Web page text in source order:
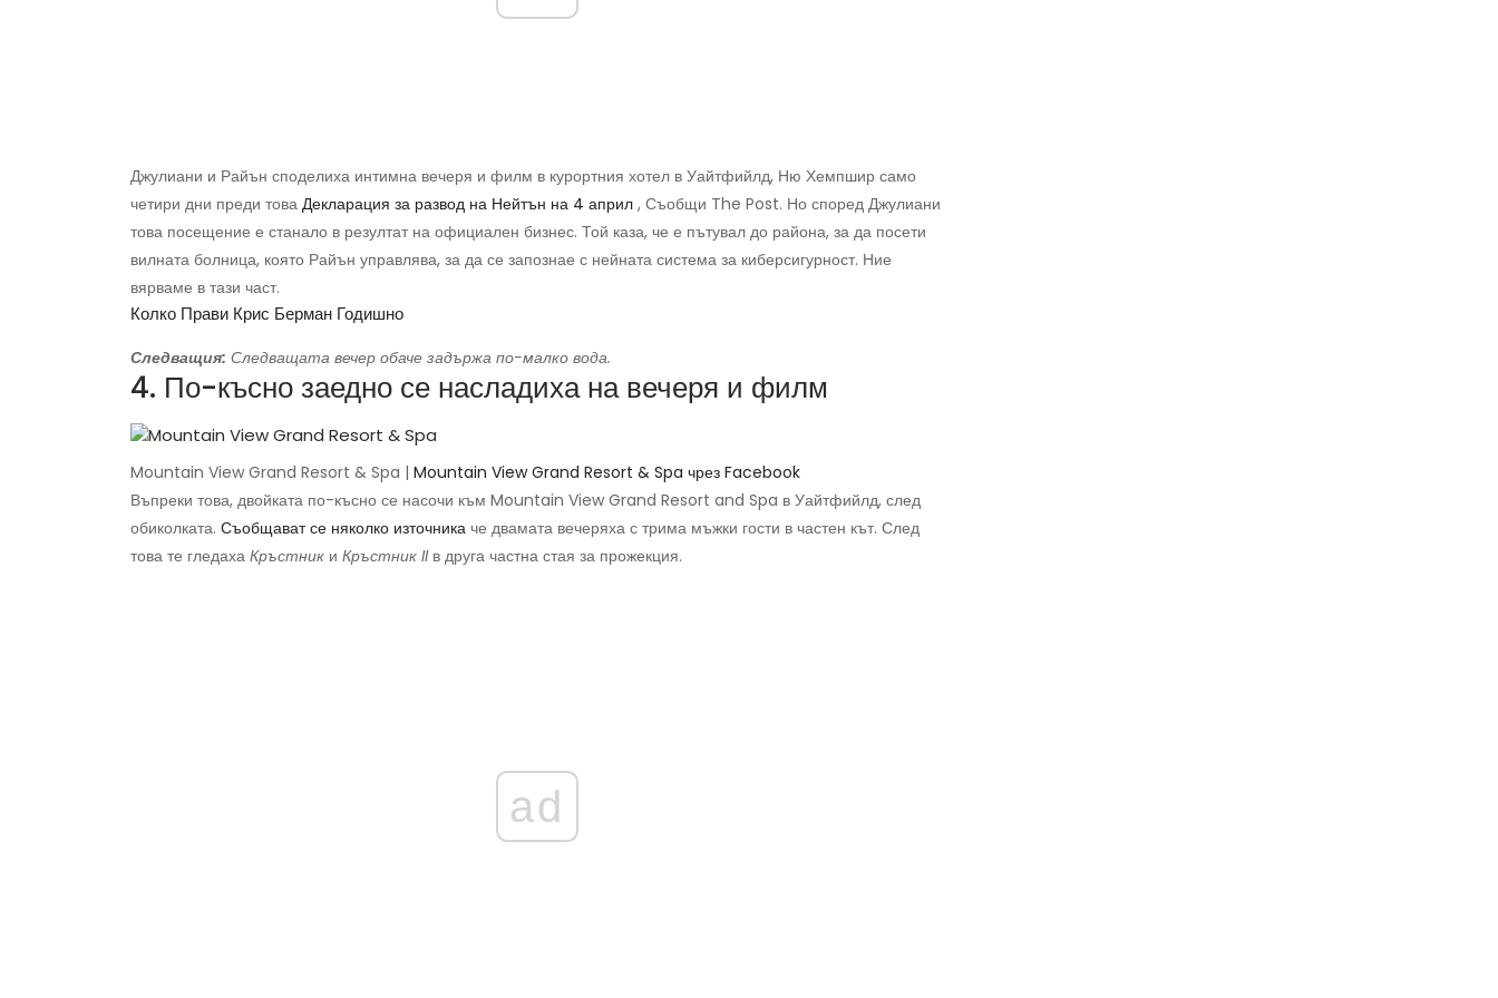
Джулиани и Райън споделиха интимна вечеря и филм в курортния хотел в Уайтфийлд, Ню Хемпшир само
четири дни преди това Декларация за развод на Нейтън на 4 април , Съобщи The Post. Но според Джулиани
това посещение е станало в резултат на официален бизнес. Той каза, че е пътувал до района, за да посети
вилната болница, която Райън управлява, за да се запознае с нейната система за киберсигурност. Ние
вярваме в тази част.
Колко Прави Крис Берман Годишно
Следващия: Следващата вечер обаче задържа по-малко вода.
4. По-късно заедно се насладиха на вечеря и филм
Mountain View Grand Resort & Spa | Mountain View Grand Resort & Spa чрез Facebook
Въпреки това, двойката по-късно се насочи към Mountain View Grand Resort and Spa в Уайтфийлд, след
обиколката. Съобщават се няколко източника че двамата вечеряха с трима мъжки гости в частен кът. След
това те гледаха Кръстник и Кръстник IIв друга частна стая за прожекция.
ad